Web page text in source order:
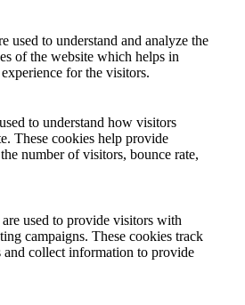
used to understand and analyze the
of the website which helps in
for the visitors.
to understand how visitors
These cookies help provide
number of visitors, bounce rate,
used to provide visitors with
campaigns. These cookies track
and collect information to provide